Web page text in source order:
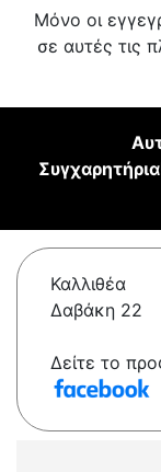
Μόνο οι
σε αυτές τις
Καλλιθέα
Δαβάκη 22
Δείτε το